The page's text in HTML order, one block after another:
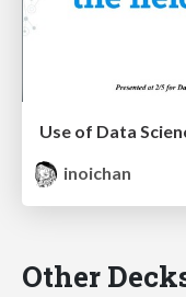
Use of Data
inoichan
Other